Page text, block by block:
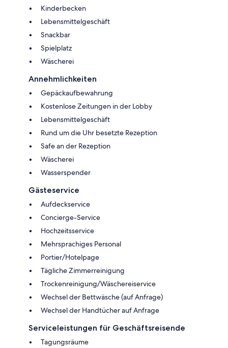
Kinderbecken
Lebensmittelgeschäft
Snackbar
Spielplatz
Wäscherei
Annehmlichkeiten
Gepäckaufbewahrung
Kostenlose Zeitungen in der Lobby
Lebensmittelgeschäft
Rund um die Uhr besetzte Rezeption
Safe an der Rezeption
Wäscherei
Wasserspender
Gästeservice
Aufdeckservice
Concierge-Service
Hochzeitsservice
Mehrsprachiges Personal
Portier/Hotelpage
Tägliche Zimmerreinigung
Trockenreinigung/Wäschereiservice
Wechsel der Bettwäsche (auf Anfrage)
Wechsel der Handtücher auf Anfrage
Serviceleistungen für Geschäftsreisende
Tagungsräume